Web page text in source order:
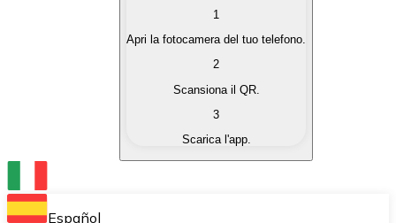
Acquista le criptovalute che ti interessano in modo
Converti le tue criptovalute in valuta fiat quando ne
Scambia una criptovaluta con un'altra
Conserva le tue cripto in un Wallet self-custodial.
1
Apri la fotocamera del tuo telefono.
2
Scansiona il QR.
3
Scarica l'app.
Español